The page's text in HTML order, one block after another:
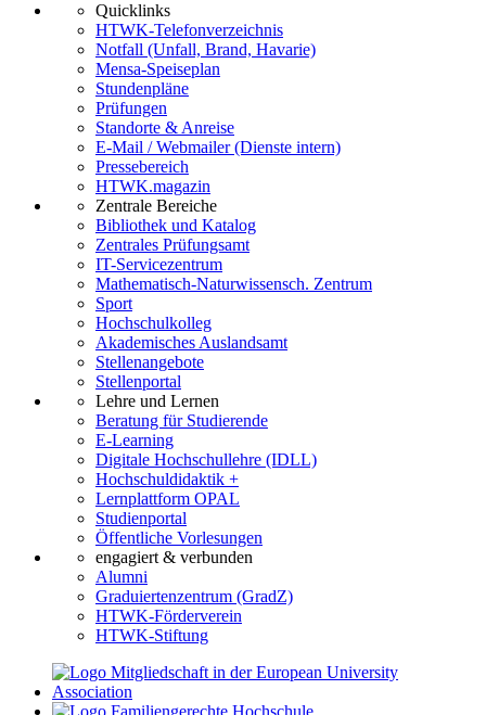
Quicklinks
HTWK-Telefonverzeichnis
Notfall (Unfall, Brand, Havarie)
Mensa-Speiseplan
Stundenpläne
Prüfungen
Standorte & Anreise
E-Mail / Webmailer (Dienste intern)
Pressebereich
HTWK.magazin
Zentrale Bereiche
Bibliothek und Katalog
Zentrales Prüfungsamt
IT-Servicezentrum
Mathematisch-Naturwissensch. Zentrum
Sport
Hochschulkolleg
Akademisches Auslandsamt
Stellenangebote
Stellenportal
Lehre und Lernen
Beratung für Studierende
E-Learning
Digitale Hochschullehre (IDLL)
Hochschuldidaktik +
Lernplattform OPAL
Studienportal
Öffentliche Vorlesungen
engagiert & verbunden
Alumni
Graduiertenzentrum (GradZ)
HTWK-Förderverein
HTWK-Stiftung